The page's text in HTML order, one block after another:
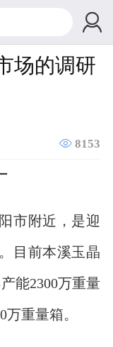

场的调研
 8153
市附近，是迎
目前本溪玉晶
能2300万重量
重量箱。